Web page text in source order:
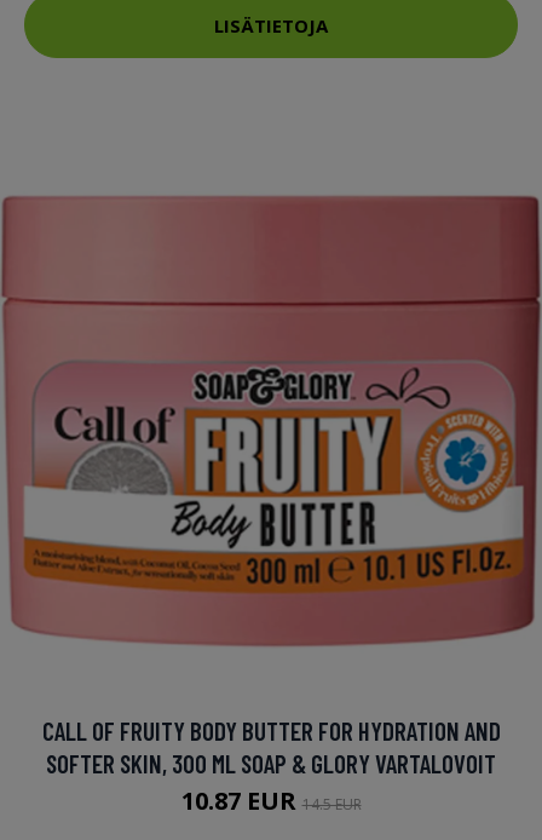
LISÄTIETOJA
CALL OF FRUITY BODY BUTTER FOR HYDRATION AND
SOFTER SKIN, 300 ML SOAP & GLORY VARTALOVOIT
10.87 EUR14.5 EUR